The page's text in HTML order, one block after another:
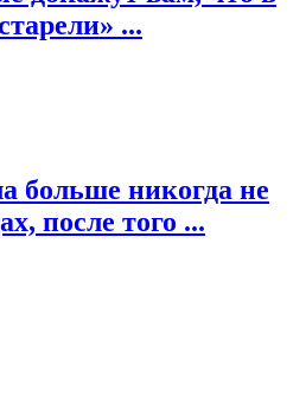
...
никогда не
после того ...